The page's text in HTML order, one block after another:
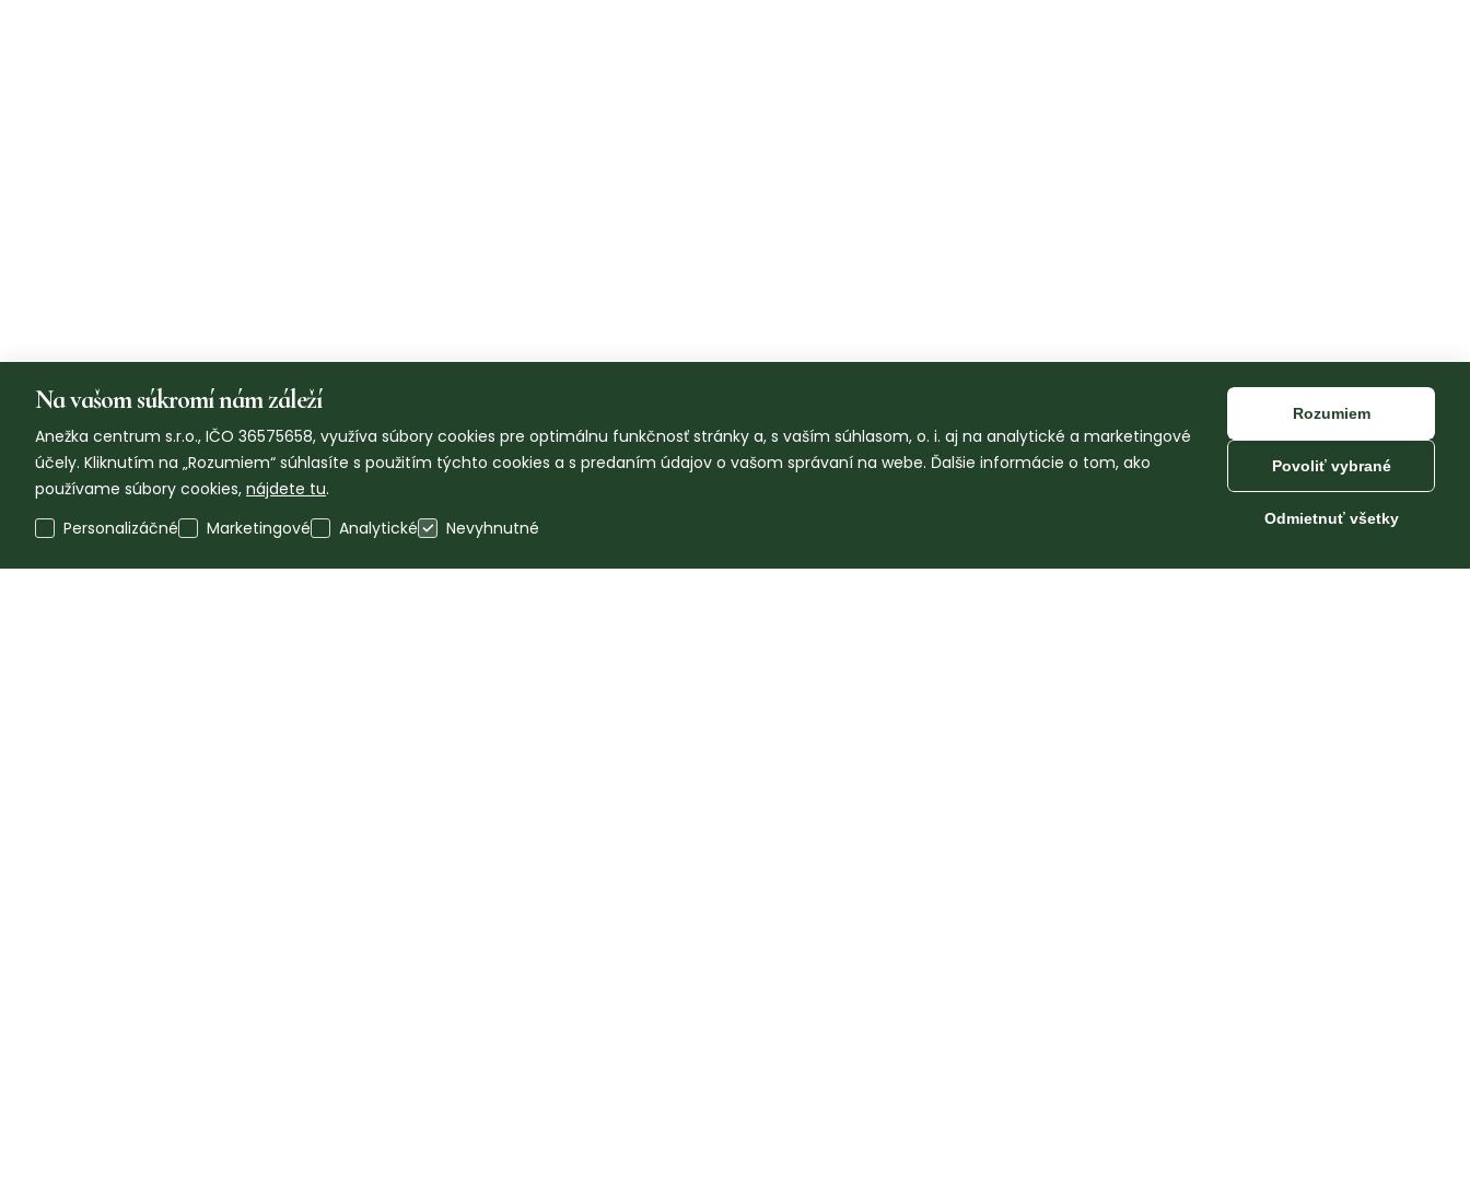
Na vašom súkromí nám záleží
Anežka centrum s.r.o., IČO 36575658, využíva súbory cookies pre optimálnu funkčnosť stránky a, s vaším súhlasom, o. i. aj na analytické a marketingové
účely. Kliknutím na „Rozumiem“ súhlasíte s použitím týchto cookies a s predaním údajov o vašom správaní na webe. Ďalšie informácie o tom, ako
používame súbory cookies, nájdete tu.
Personalizáčné
Marketingové Analytické Nevyhnutné
Rozumiem
Povoliť vybrané
Odmietnuť všetky